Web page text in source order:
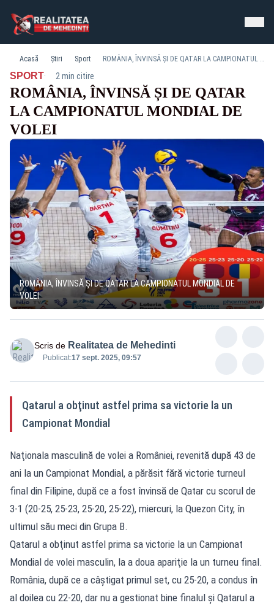
Acasă Știri Sport ROMÂNIA, ÎNVINSĂ ȘI DE QATAR LA CAMPIONATUL MONDIAL DE VOLEI
SPORT· 2 min citire
ROMÂNIA, ÎNVINSĂ ȘI DE QATAR
LA CAMPIONATUL MONDIAL DE
VOLEI
ROMÂNIA, ÎNVINSĂ ȘI DE QATAR LA CAMPIONATUL MONDIAL DE
VOLEI
Scris de Realitatea de Mehedinti
Publicat:17 sept. 2025, 09:57
Qatarul a obţinut astfel prima sa victorie la un
Campionat Mondial
Naţionala masculină de volei a României, revenită după 43 de
ani la un Campionat Mondial, a părăsit fără victorie turneul
final din Filipine, după ce a fost învinsă de Qatar cu scorul de
3-1 (20-25, 25-23, 25-20, 25-22), miercuri, la Quezon City, în
ultimul său meci din Grupa B.
Qatarul a obţinut astfel prima sa victorie la un Campionat
Mondial de volei masculin, la a doua apariţie la un turneu final.
România, după ce a câştigat primul set, cu 25-20, a condus în
al doilea cu 22-20, dar nu a gestionat bine finalul şi Qatarul a